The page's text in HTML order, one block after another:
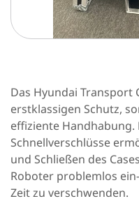
Das Hyundai Transport
erstklassigen Schutz,
effiziente Handhabung.
Schnellverschlüsse
und Schließen des
Roboter problemlos
Zeit zu verschwenden.